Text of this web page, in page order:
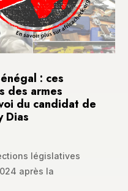
: ces
des armes
du candidat de
Dias
législatives
après la